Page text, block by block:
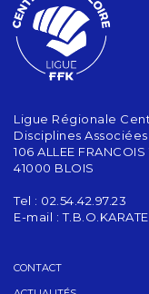
Ligue Régionale
Disciplines Associées
106 ALLEE FRANCOIS
41000 BLOIS
Tel : 02.54.42.97.23
E-mail :
CONTACT